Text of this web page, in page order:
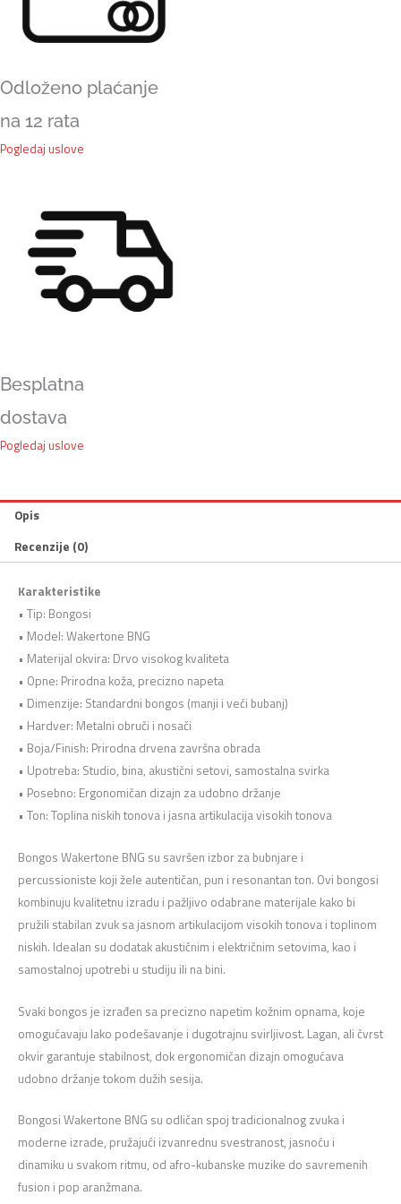
Odloženo plaćanje
na 12 rata
Pogledaj uslove
Besplatna
dostava
Pogledaj uslove
Opis
Recenzije (0)
Karakteristike
• Tip: Bongosi
• Model: Wakertone BNG
• Materijal okvira: Drvo visokog kvaliteta
• Opne: Prirodna koža, precizno napeta
• Dimenzije: Standardni bongos (manji i veći bubanj)
• Hardver: Metalni obruči i nosači
• Boja/Finish: Prirodna drvena završna obrada
• Upotreba: Studio, bina, akustični setovi, samostalna svirka
• Posebno: Ergonomičan dizajn za udobno držanje
• Ton: Toplina niskih tonova i jasna artikulacija visokih tonova
Bongos Wakertone BNG su savršen izbor za bubnjare i
percussioniste koji žele autentičan, pun i resonantan ton. Ovi bongosi
kombinuju kvalitetnu izradu i pažljivo odabrane materijale kako bi
pružili stabilan zvuk sa jasnom artikulacijom visokih tonova i toplinom
niskih. Idealan su dodatak akustičnim i električnim setovima, kao i
samostalnoj upotrebi u studiju ili na bini.
Svaki bongos je izrađen sa precizno napetim kožnim opnama, koje
omogućavaju lako podešavanje i dugotrajnu svirljivost. Lagan, ali čvrst
okvir garantuje stabilnost, dok ergonomičan dizajn omogućava
udobno držanje tokom dužih sesija.
Bongosi Wakertone BNG su odličan spoj tradicionalnog zvuka i
moderne izrade, pružajući izvanrednu svestranost, jasnoću i
dinamiku u svakom ritmu, od afro-kubanske muzike do savremenih
fusion i pop aranžmana.